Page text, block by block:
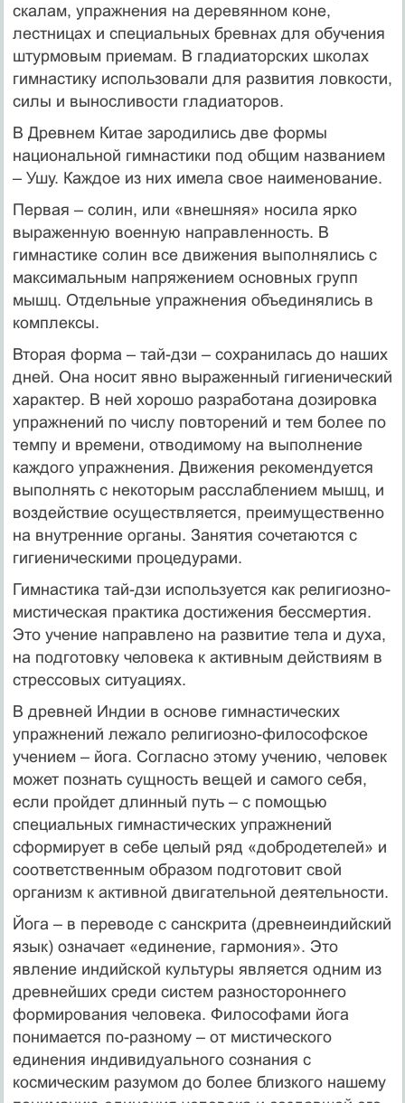
скалам, упражнения на деревянном коне,
лестницах и специальных бревнах для обучения
штурмовым приемам. В гладиаторских школах
гимнастику использовали для развития ловкости,
силы и выносливости гладиаторов.
В Древнем Китае зародились две формы
национальной гимнастики под общим названием
– Ушу. Каждое из них имела свое наименование.
Первая – солин, или «внешняя» носила ярко
выраженную военную направленность. В
гимнастике солин все движения выполнялись с
максимальным напряжением основных групп
мышц. Отдельные упражнения объединялись в
комплексы.
Вторая форма – тай-дзи – сохранилась до наших
дней. Она носит явно выраженный гигиенический
характер. В ней хорошо разработана дозировка
упражнений по числу повторений и тем более по
темпу и времени, отводимому на выполнение
каждого упражнения. Движения рекомендуется
выполнять с некоторым расслаблением мышц, и
воздействие осуществляется, преимущественно
на внутренние органы. Занятия сочетаются с
гигиеническими процедурами.
Гимнастика тай-дзи используется как религиозно-
мистическая практика достижения бессмертия.
Это учение направлено на развитие тела и духа,
на подготовку человека к активным действиям в
стрессовых ситуациях.
В древней Индии в основе гимнастических
упражнений лежало религиозно-философское
учением – йога. Согласно этому учению, человек
может познать сущность вещей и самого себя,
если пройдет длинный путь – с помощью
специальных гимнастических упражнений
сформирует в себе целый ряд «добродетелей» и
соответственным образом подготовит свой
организм к активной двигательной деятельности.
Йога – в переводе с санскрита (древнеиндийский
язык) означает «единение, гармония». Это
явление индийской культуры является одним из
древнейших среди систем разностороннего
формирования человека. Философами йога
понимается по-разному – от мистического
единения индивидуального сознания с
космическим разумом до более близкого нашему